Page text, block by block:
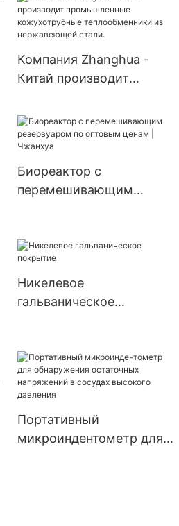
Компания Zhanghua -
Китай производит
кожухотрубные
теплообменники из
нержавеющей стали.
Биореактор с
перемешивающим
Никелевое
гальваническое
Портативный
микроиндентометр для